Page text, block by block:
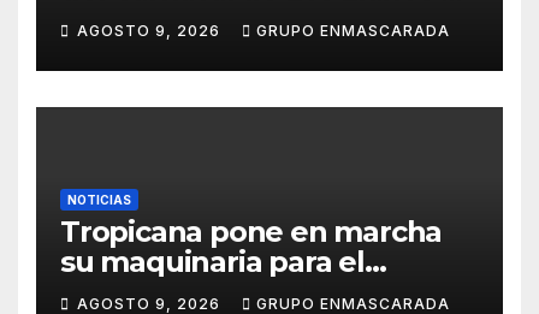
Aridane y reclama mayor
control del gasto municipal
AGOSTO 9, 2026 GRUPO ENMASCARADA
NOTICIAS
Tropicana pone en marcha
su maquinaria para el
Carnaval 2027 con los
AGOSTO 9, 2026 GRUPO ENMASCARADA